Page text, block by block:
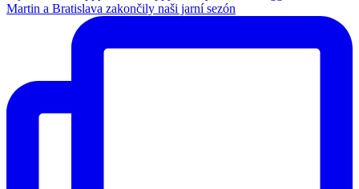
Martin a Bratislava zakončily naši jarní sezón